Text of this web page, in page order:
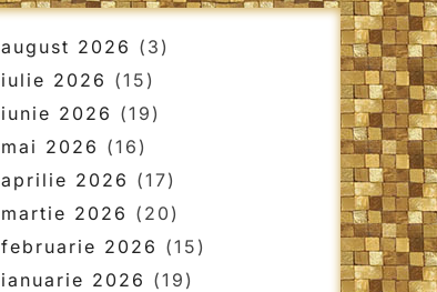
august 2026 (3)
iulie 2026 (15)
iunie 2026 (19)
mai 2026 (16)
aprilie 2026 (17)
martie 2026 (20)
februarie 2026 (15)
ianuarie 2026 (19)